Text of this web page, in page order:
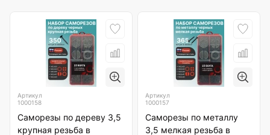
Артикул
1000158
Саморезы по дереву 3,5
крупная резьба в
Артикул
1000157
Саморезы по металлу
3,5 мелкая резьба в